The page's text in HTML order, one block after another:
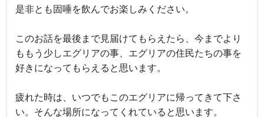
是非とも固唾を飲んでお楽しみください。
このお話を最後まで見届けてもらえたら、今までより
ももう少しエグリアの事、エグリアの住民たちの事を
好きになってもらえると思います。
疲れた時は、いつでもこのエグリアに帰ってきて下さ
い。そんな場所になってくれていると思います。